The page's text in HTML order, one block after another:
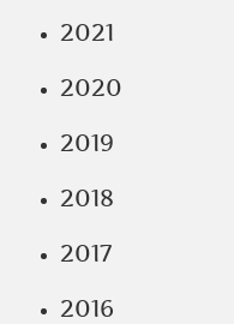
2021
2020
2019
2018
2017
2016